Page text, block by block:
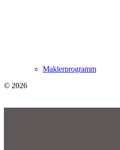
Maklerprogramm
© 2026